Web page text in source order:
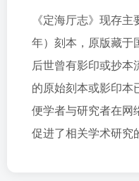
《定海厅志》现存
年）刻本，原版藏于
后世曾有影印或抄
的原始刻本或影印本
便学者与研究者在网
促进了相关学术研究